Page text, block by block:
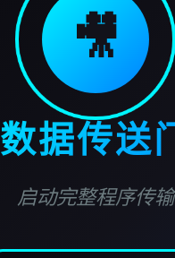
🎥
数据传送门
启动完整程序传输